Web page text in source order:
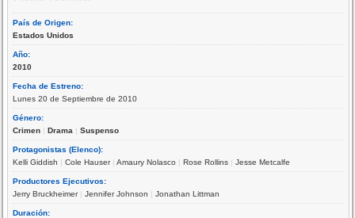
País de Origen:
Estados Unidos
Año:
2010
Fecha de Estreno:
Lunes 20 de Septiembre de 2010
Género:
Crimen |Drama |Suspenso
Protagonistas (Elenco):
Kelli Giddish |Cole Hauser|Amaury Nolasco |Rose Rollins |Jesse Metcalfe
Productores Ejecutivos:
Jerry Bruckheimer|Jennifer Johnson |Jonathan Littman
Duración: